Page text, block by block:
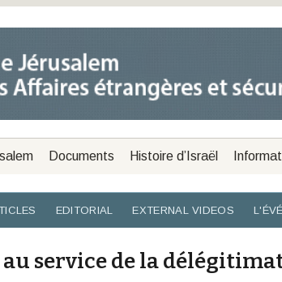
Documents Histoire d’Israël
EDITORIAL EXTERNAL VIDEOS
service de la